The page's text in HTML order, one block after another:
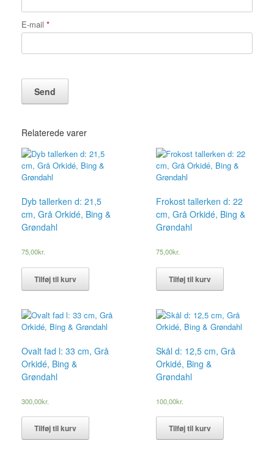
E-mail *
Relaterede varer
Dyb tallerken d: 21,5
cm, Grå Orkidé, Bing &
Grøndahl
75,00kr.
Tilføj til kurv
Frokost tallerken d: 22
cm, Grå Orkidé, Bing &
Grøndahl
75,00kr.
Tilføj til kurv
Ovalt fad l: 33 cm, Grå
Orkidé, Bing &
Grøndahl
300,00kr.
Tilføj til kurv
Skål d: 12,5 cm, Grå
Orkidé, Bing &
Grøndahl
100,00kr.
Tilføj til kurv